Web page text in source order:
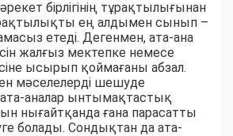
бірлігінің тұрақтылығынан
ең алдымен сынып –
етеді. Дегенмен, ата-ана
жалғыз мектепке немесе
ысырып қоймағаны абзал.
мәселелерді шешуде
аналар ынтымақтастық
нығайтқанда ғана парасатты
болады. Сондықтан да ата-